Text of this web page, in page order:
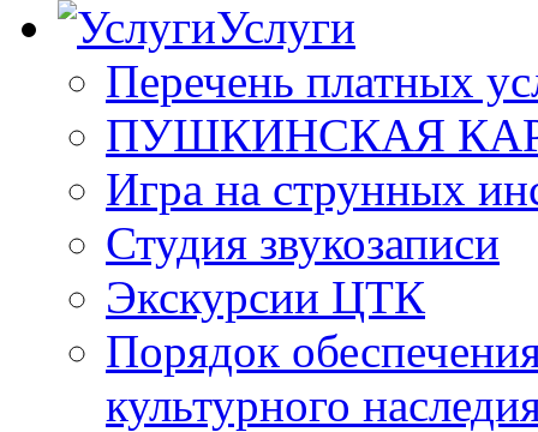
Услуги
Перечень платных
ПУШКИНСКАЯ
Игра на струнных
Студия звукозаписи
Экскурсии ЦТК
Порядок
культурного